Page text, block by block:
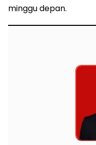
minggu depan.